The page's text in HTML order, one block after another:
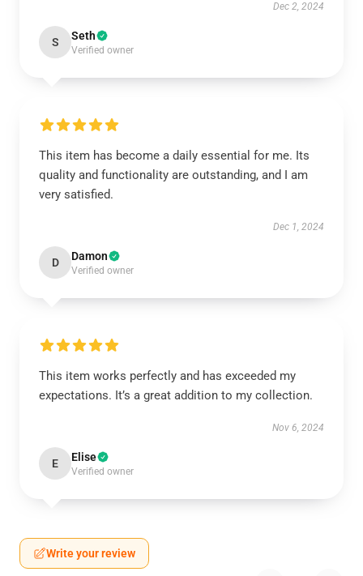
Dec 2, 2024
S Seth
Verified owner
This item has become a daily essential for me. Its
quality and functionality are outstanding, and I am
very satisfied.
Dec 1, 2024
D Damon
Verified owner
This item works perfectly and has exceeded my
expectations. It’s a great addition to my collection.
Nov 6, 2024
E Elise
Verified owner
Write your review